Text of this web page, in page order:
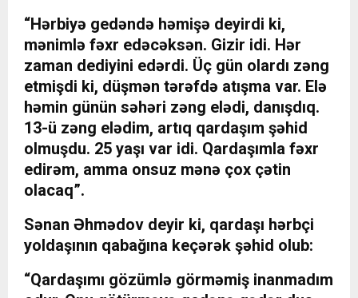
“Hərbiyə gedəndə həmişə deyirdi ki,
mənimlə fəxr edəcəksən. Gizir idi. Hər
zaman dediyini edərdi. Üç gün olardı zəng
etmişdi ki, düşmən tərəfdə atışma var. Elə
həmin günün səhəri zəng elədi, danışdıq.
13-ü zəng elədim, artıq qardaşım şəhid
olmuşdu. 25 yaşı var idi. Qardaşımla fəxr
edirəm, amma onsuz mənə çox çətin
olacaq”.
Sənan Əhmədov deyir ki, qardaşı hərbçi
yoldaşının qabağına keçərək şəhid olub:
“Qardaşımı gözümlə görməmiş inanmadım